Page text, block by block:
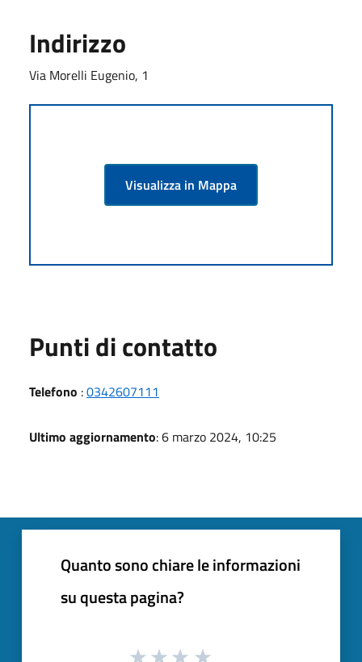
Indirizzo
Via Morelli Eugenio, 1
Visualizza in Mappa
Punti di contatto
Telefono :0342607111
Ultimo aggiornamento: 6 marzo 2024, 10:25
Quanto sono chiare le informazioni
su questa pagina?